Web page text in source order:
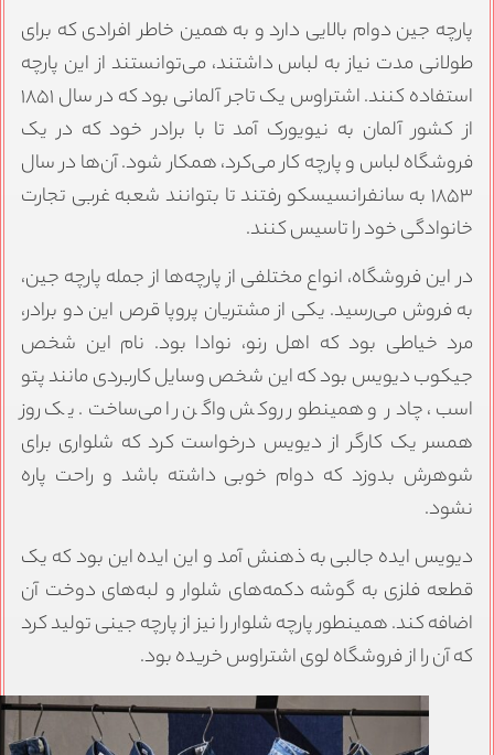
جین دوام بالایی دارد و به همین خاطر افرادی که برای
مدت نیاز به لباس داشتند، می‌توانستند از این پارچه
استفاده کنند. اشتراوس یک تاجر آلمانی بود که در سال ۱۸۵۱
کشور آلمان به نیویورک آمد تا با برادر خود که در یک
لباس و پارچه کار می‌کرد، همکار شود. آن‌ها در سال
۱۸۵۳ به سانفرانسیسکو رفتند تا بتوانند شعبه غربی تجارت
خود را تاسیس کنند.
این فروشگاه، انواع مختلفی از پارچه‌ها از جمله پارچه جین،
فروش می‌رسید. یکی از مشتریان پروپا قرص این دو برادر،
خیاطی بود که اهل رنو، نوادا بود. نام این شخص
دیویس بود که این شخص وسایل کاربردی مانند پتو
چادر و همینطور روکش واگن را می‌ساخت. یک روز
یک کارگر از دیویس درخواست کرد که شلواری برای
بدوزد که دوام خوبی داشته باشد و راحت پاره
ایده جالبی به ذهنش آمد و این ایده این بود که یک
فلزی به گوشه دکمه‌های شلوار و لبه‌های دوخت آن
کند. همینطور پارچه شلوار را نیز از پارچه جینی تولید کرد
آن را از فروشگاه لوی اشتراوس خریده بود.